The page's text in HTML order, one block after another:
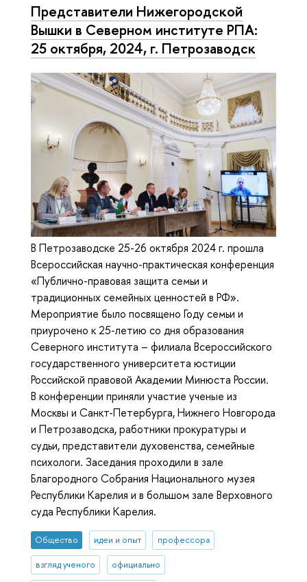
Пред­ста­ви­те­ли Ни­же­го­род­ской
Вышки в Северном институте РПА:
25 октября, 2024, г. Пет­ро­за­водск
В Петрозаводске 25-26 октября 2024 г. прошла
Всероссийская научно-практическая конференция
«Публично-правовая защита семьи и
традиционных семейных ценностей в РФ».
Мероприятие было посвящено Году семьи и
приурочено к 25-летию со дня образования
Северного института – филиала Всероссийского
государственного университета юстиции
Российской правовой Академии Минюста России.
В конференции приняли участие ученые из
Москвы и Санкт-Петербурга, Нижнего Новгорода
и Петрозаводска, работники прокуратуры и
судьи, представители духовенства, семейные
психологи. Заседания проходили в зале
Благородного Собрания Национального музея
Республики Карелия и в большом зале Верховного
суда Республики Карелия.
Общество идеи и опыт профессора
взгляд ученого официально